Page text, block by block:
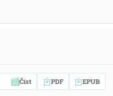
Číst PDF EPUB